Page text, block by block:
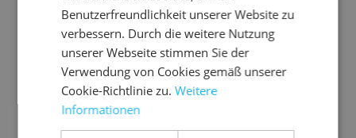
Me
tal
l-
Ha
nd
ab
fü
r
50
m
Ku
nst
sto
ff-
Ha
nd
fü
r
eb
TE
SA-
Sic
he
rh
ex
tr
st
Benutzerfreundlichkeit unserer Website zu
verbessern. Durch die weitere Nutzung
unserer Webseite stimmen Sie der
Verwendung von Cookies gemäß unserer
Cookie-Richtlinie zu.Weitere
Informationen